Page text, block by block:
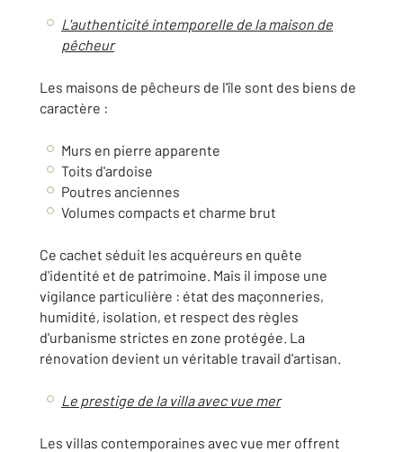
L'authenticité intemporelle de la maison de
pêcheur
Les maisons de pêcheurs de l'île sont des biens de
caractère :
Murs en pierre apparente
Toits d'ardoise
Poutres anciennes
Volumes compacts et charme brut
Ce cachet séduit les acquéreurs en quête
d'identité et de patrimoine. Mais il impose une
vigilance particulière : état des maçonneries,
humidité, isolation, et respect des règles
d'urbanisme strictes en zone protégée. La
rénovation devient un véritable travail d'artisan.
Le prestige de la villa avec vue mer
Les villas contemporaines avec vue mer offrent